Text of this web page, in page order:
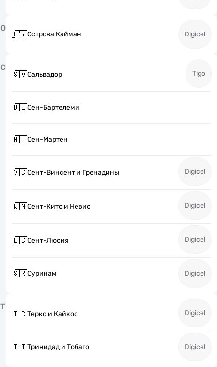
О
🇰🇾Острова Кайман Digicel
С
🇸🇻Сальвадор Tigo
🇧🇱Сен-Бартелеми
🇲🇫Сен-Мартен
🇻🇨Сент-Винсент и Гренадины Digicel
🇰🇳Сент-Китс и Невис Digicel
🇱🇨Сент-Люсия Digicel
🇸🇷Суринам Digicel
Т
🇹🇨Теркс и Кайкос Digicel
🇹🇹Тринидад и Тобаго Digicel